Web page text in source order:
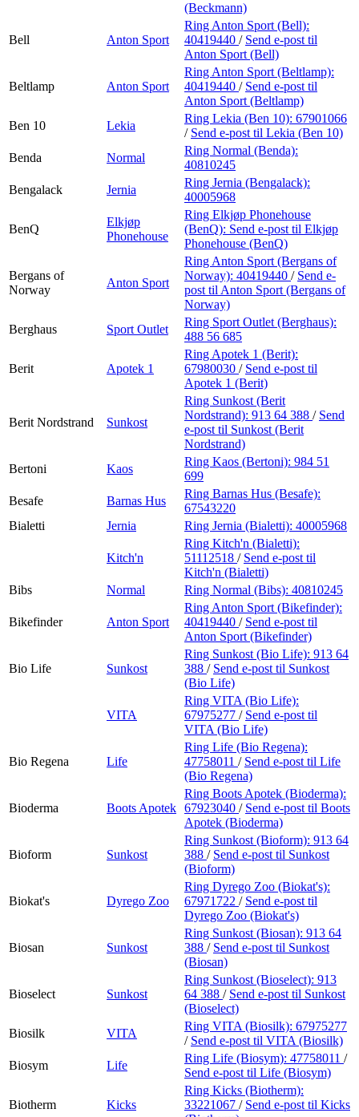
(Beckmann)
Bell Anton Sport
Ring Anton Sport (Bell):
40419440 / Send e-post til
Anton Sport (Bell)
Beltlamp Anton Sport
Ring Anton Sport (Beltlamp):
40419440 / Send e-post til
Anton Sport (Beltlamp)
Ben 10
Lekia
Ring Lekia (Ben 10): 67901066
/ Send e-post til Lekia (Ben 10)
Benda
Normal
Ring Normal (Benda):
40810245
Bengalack
Jernia
Ring Jernia (Bengalack):
40005968
BenQ
Elkjøp
Phonehouse
Ring Elkjøp Phonehouse
(BenQ): Send e-post til Elkjøp
Phonehouse (BenQ)
Bergans of
Norway
Anton Sport
Ring Anton Sport (Bergans of
Norway): 40419440 / Send e-
post til Anton Sport (Bergans of
Norway)
Berghaus
Sport Outlet
Ring Sport Outlet (Berghaus):
488 56 685
Berit Apotek 1
Ring Apotek 1 (Berit):
67980030 / Send e-post til
Apotek 1 (Berit)
Berit Nordstrand Sunkost
Ring Sunkost (Berit
Nordstrand): 913 64 388 / Send
e-post til Sunkost (Berit
Nordstrand)
Bertoni
Kaos
Ring Kaos (Bertoni): 984 51
699
Besafe
Barnas Hus
Ring Barnas Hus (Besafe):
67543220
Bialetti
Jernia Ring Jernia (Bialetti): 40005968
Kitch'n
Ring Kitch'n (Bialetti):
51112518 / Send e-post til
Kitch'n (Bialetti)
Bibs
Normal Ring Normal (Bibs): 40810245
Bikefinder Anton Sport
Ring Anton Sport (Bikefinder):
40419440 / Send e-post til
Anton Sport (Bikefinder)
Bio Life Sunkost
Ring Sunkost (Bio Life): 913 64
388 / Send e-post til Sunkost
(Bio Life)
VITA
Ring VITA (Bio Life):
67975277 / Send e-post til
VITA (Bio Life)
Bio Regena Life
Ring Life (Bio Regena):
47758011 / Send e-post til Life
(Bio Regena)
Bioderma Boots Apotek
Ring Boots Apotek (Bioderma):
67923040 / Send e-post til Boots
Apotek (Bioderma)
Bioform Sunkost
Ring Sunkost (Bioform): 913 64
388 / Send e-post til Sunkost
(Bioform)
Biokat's Dyrego Zoo
Ring Dyrego Zoo (Biokat's):
67971722 / Send e-post til
Dyrego Zoo (Biokat's)
Biosan Sunkost
Ring Sunkost (Biosan): 913 64
388 / Send e-post til Sunkost
(Biosan)
Bioselect Sunkost
Ring Sunkost (Bioselect): 913
64 388 / Send e-post til Sunkost
(Bioselect)
Biosilk
VITA
Ring VITA (Biosilk): 67975277
/ Send e-post til VITA (Biosilk)
Biosym
Life
Ring Life (Biosym): 47758011 /
Send e-post til Life (Biosym)
Biotherm Kicks
Ring Kicks (Biotherm):
33221067 / Send e-post til Kicks